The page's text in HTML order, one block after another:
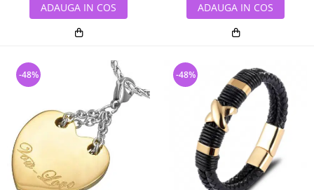
ADAUGA IN COS ADAUGA IN COS
-48% -48%